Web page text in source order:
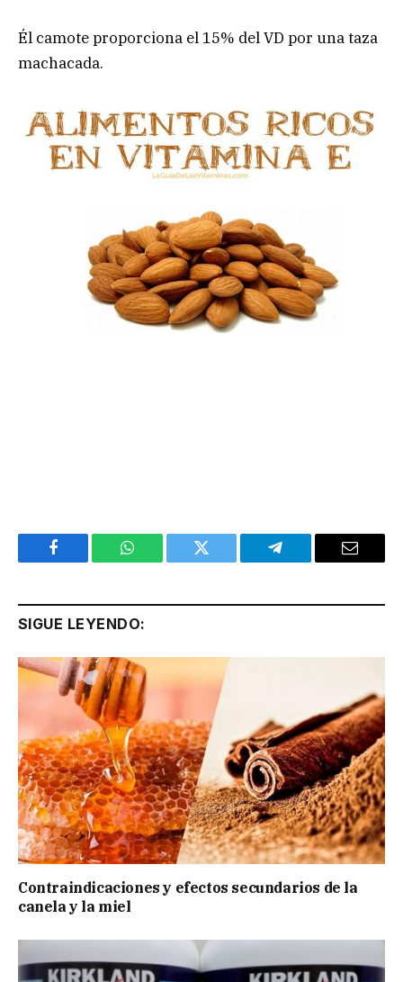
Él camote proporciona el 15% del VD por una taza
machacada.
Facebook WhatsApp Twitter Telegram Email
SIGUE LEYENDO:
Contraindicaciones y efectos secundarios de la
canela y la miel